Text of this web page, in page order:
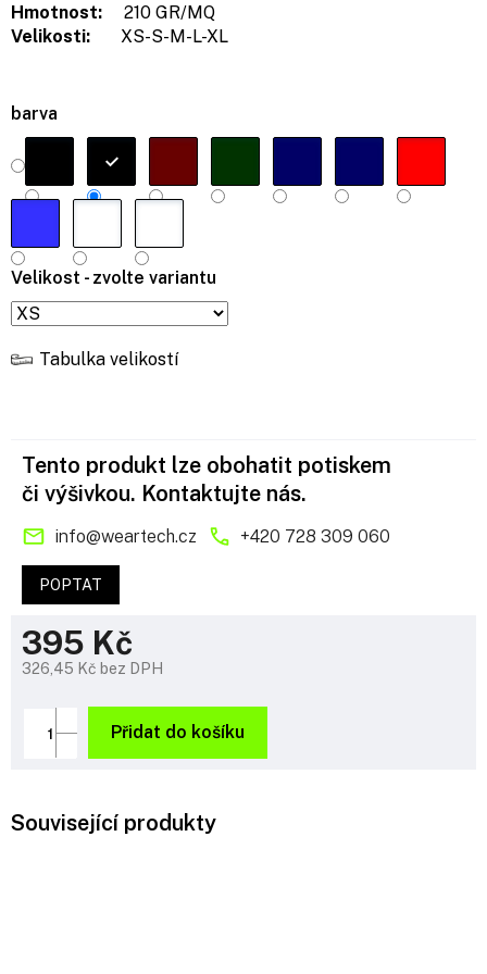
barva
Velikost - zvolte variantu
Tabulka velikostí
Hmotnost:
210 GR/MQ
Velikosti:
XS-S-M-L-XL
395 Kč
326,45 Kč bez DPH
cena:
Přidat do košíku
Tento produkt lze obohatit potiskem
či výšivkou. Kontaktujte nás.
info@weartech.cz +420 728 309 060
POPTAT
Související produkty